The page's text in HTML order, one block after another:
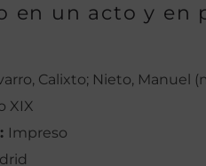
en un acto y en
Calixto; Nieto, Manuel
XIX
Impreso